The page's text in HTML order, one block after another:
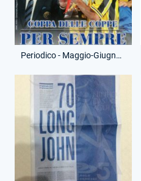
Periodico - Maggio-Giugno 2017 - Lazialità - Coppa delle Coppe